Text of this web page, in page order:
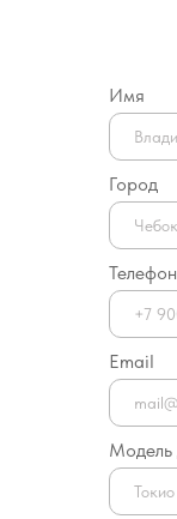
Имя
Город
Телефон
Email
Модель